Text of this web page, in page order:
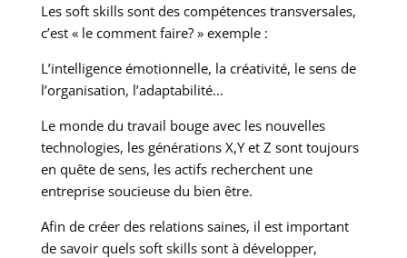
Les soft skills sont des compétences transversales,
c’est « le comment faire? » exemple :
L’intelligence émotionnelle, la créativité, le sens de
l’organisation, l’adaptabilité…
Le monde du travail bouge avec les nouvelles
technologies, les générations X,Y et Z sont toujours
en quête de sens, les actifs recherchent une
entreprise soucieuse du bien être.
Afin de créer des relations saines, il est important
de savoir quels soft skills sont à développer,